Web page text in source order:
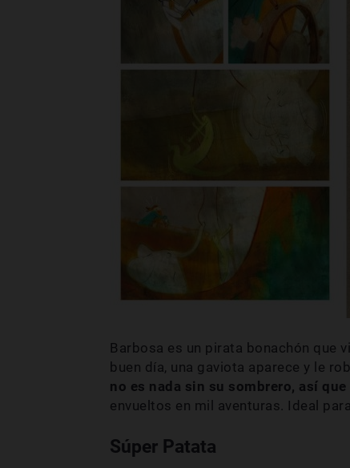
Barbosa es un pirata bonachón que
buen día, una gaviota aparece y le
no es nada sin su sombrero, así
envueltos en mil aventuras. Ideal
Súper Patata